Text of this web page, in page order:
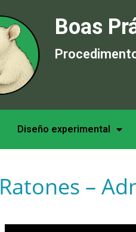
Boas
Diseño experimental
Ratones –